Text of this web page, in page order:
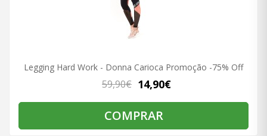
Legging Hard Work - Donna Carioca Promoção -75% Off
14,90€
59,90€
COMPRAR